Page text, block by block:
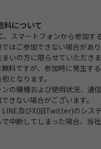
料について
、スマートフォンから参加す
はご参加できない場合があ
いの方に限らせていただき
料ですが、参加時に発生す
となります。
の機種および使用状況、通
きない場合がございます。
LINE及びX(旧Twitter)のシス
中断してしまった場合、当